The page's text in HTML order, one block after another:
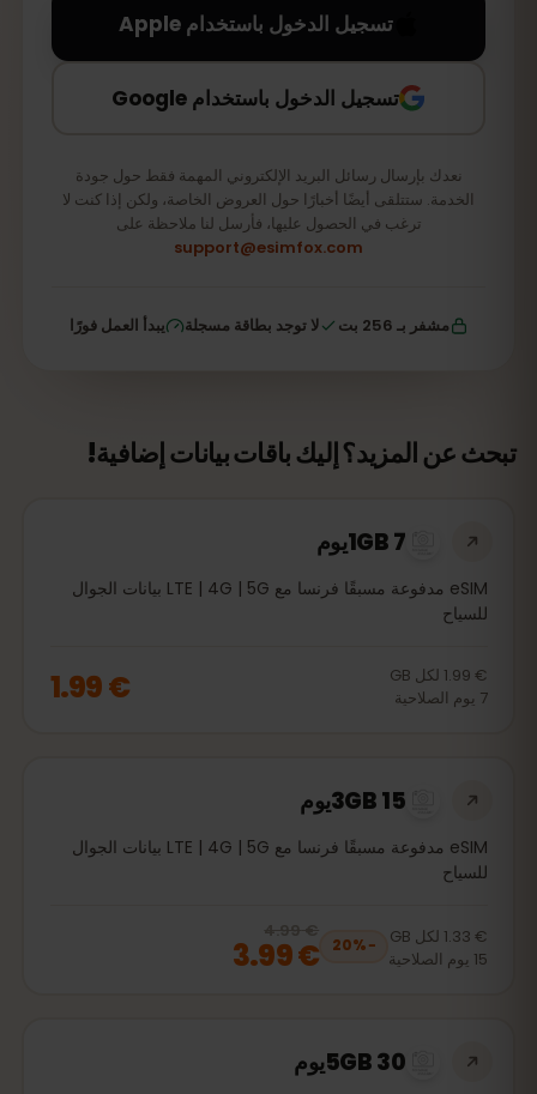
تسجيل الدخول باستخدام Apple
تسجيل الدخول باستخدام Google
نعدك بإرسال رسائل البريد الإلكتروني المهمة فقط حول جودة
الخدمة. ستتلقى أيضًا أخبارًا حول العروض الخاصة، ولكن إذا كنت لا
ترغب في الحصول عليها، فأرسل لنا ملاحظة على
support@esimfox.com
مشفر بـ 256 بت لا توجد بطاقة مسجلة يبدأ العمل فورًا
تبحث عن المزيد؟ إليك باقات بيانات إضافية!
1GB 7يوم
eSIM مدفوعة مسبقًا فرنسا مع LTE | 4G | 5G بيانات الجوال
للسياح
€ 1.99 لكل GB
7 يوم الصلاحية € 1.99
3GB 15يوم
eSIM مدفوعة مسبقًا فرنسا مع LTE | 4G | 5G بيانات الجوال
للسياح
€ 1.33 لكل GB
15 يوم الصلاحية
−
20%
20% off, was
€ 3.99 € 4.99
€ 3.99
5GB 30يوم